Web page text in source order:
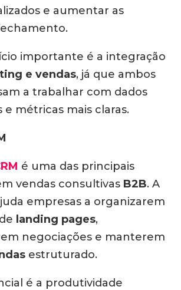
e aumentar as
importante é a integração
e vendas, já que ambos
a trabalhar com dados
e métricas mais claras.
é uma das principais
vendas consultivas B2B. A
empresas a organizarem
landing pages,
negociações e manterem
estruturado.
é a produtividade